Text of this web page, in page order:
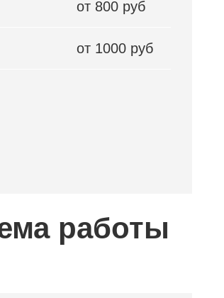
работы
от 800 руб
от 1000 руб